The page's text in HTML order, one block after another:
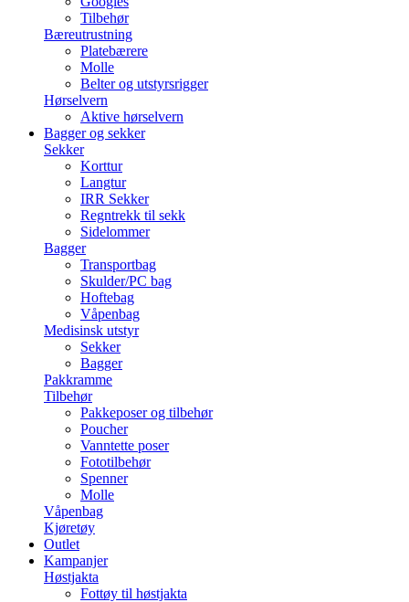
Tilbehør
Bæreutrustning
Platebærere
Molle
Belter og utstyrsrigger
Hørselvern
Aktive hørselvern
Bagger og sekker
Sekker
Korttur
Langtur
IRR Sekker
Regntrekk til sekk
Sidelommer
Bagger
Transportbag
Skulder/PC bag
Hoftebag
Våpenbag
Medisinsk utstyr
Sekker
Bagger
Pakkramme
Tilbehør
Pakkeposer og tilbehør
Poucher
Vanntette poser
Fototilbehør
Spenner
Molle
Våpenbag
Kjøretøy
Outlet
Kampanjer
Høstjakta
Fottøy til høstjakta